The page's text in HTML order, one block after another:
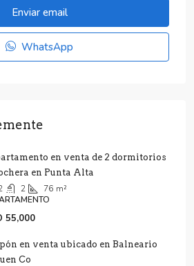
Enviar email
WhatsApp
en venta de 2 dormitorios
en Punta Alta
2 76 m²
55,000
en venta ubicado en Balneario
Co